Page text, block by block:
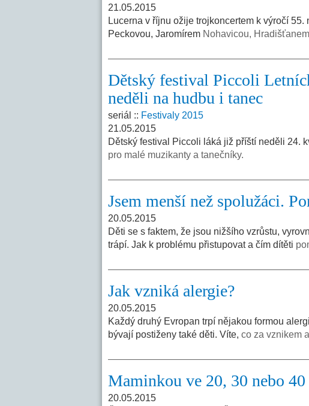
21.05.2015
Lucerna v říjnu ožije trojkoncertem k výročí
Peckovou, Jaromírem Nohavicou,
Dětský festival Piccoli
neděli na hudbu i tanec
seriál :: Festivaly 2015
21.05.2015
Dětský festival Piccoli láká již příští neděli 24.
pro malé muzikanty a tanečníky.
Jsem menší než spolužáci.
20.05.2015
Děti se s faktem, že jsou nižšího vzrůstu,
trápí. Jak k problému přistupovat a čím dítěti
Jak vzniká alergie?
20.05.2015
Každý druhý Evropan trpí nějakou formou
bývají postiženy také děti. Víte, co za vznikem
Maminkou ve 20, 30 nebo
20.05.2015